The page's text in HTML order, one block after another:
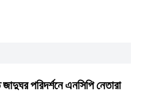
পরিদর্শনে এনসিপি নেতারা